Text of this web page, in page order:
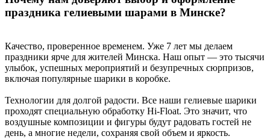
праздника гелиевыми шарами в Минске?
Качество, проверенное временем. Уже 7 лет мы делаем
праздники ярче для жителей Минска. Наш опыт — это тысячи
улыбок, успешных мероприятий и безупречных сюрпризов,
включая популярные шарики в коробке.
Технологии для долгой радости. Все наши гелиевые шарики
проходят специальную обработку Hi-Float. Это значит, что
воздушные композиции и фигуры будут радовать гостей не
день, а многие недели, сохраняя свой объем и яркость.